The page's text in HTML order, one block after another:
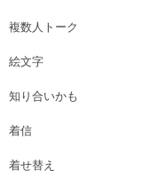
複数人トーク
絵文字
知り合いかも
着信
着せ替え